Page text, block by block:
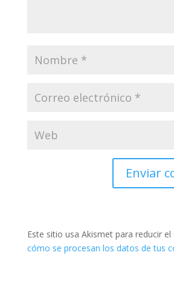
Enviar
Este sitio usa Akismet para reducir el
cómo se procesan los datos de tus